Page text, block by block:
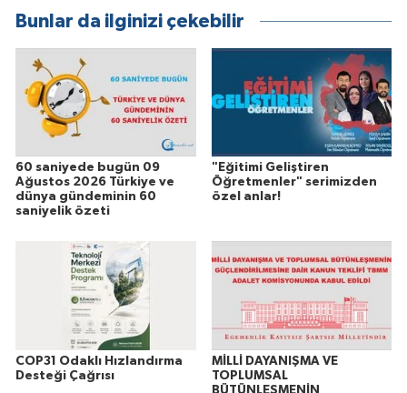
Bunlar da ilginizi çekebilir
60 saniyede bugün 09
Ağustos 2026 Türkiye ve
dünya gündeminin 60
saniyelik özeti
"Eğitimi Geliştiren
Öğretmenler" serimizden
özel anlar!
COP31 Odaklı Hızlandırma
Desteği Çağrısı
MİLLİ DAYANIŞMA VE
TOPLUMSAL
BÜTÜNLEŞMENİN